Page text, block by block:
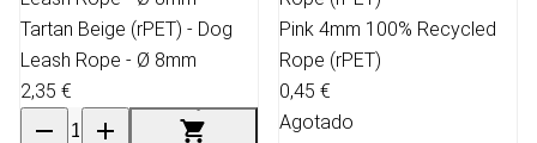
Tartan Beige (rPET) - Dog
Leash Rope - Ø 8mm
2,35 €
Pink 4mm 100% Recycled
Rope (rPET)
0,45 €
Agotado